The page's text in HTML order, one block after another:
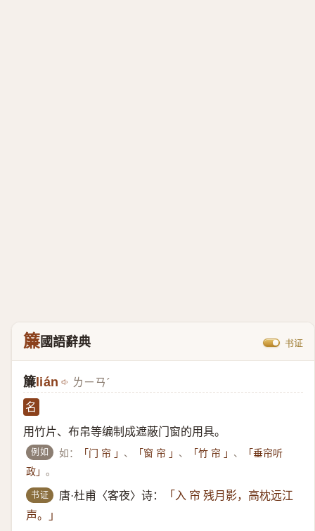
簾國語辭典 书证
簾 lián ㄌㄧㄢˊ
名
用竹片、布帛等编制成遮蔽门窗的用具。
例如 如： 「门 帘 」 、 「窗 帘 」 、 「竹 帘 」 、
「垂帘听
政」 。
书证 唐·杜甫〈客夜〉诗：
「入 帘 残月影，高枕远江
声。」